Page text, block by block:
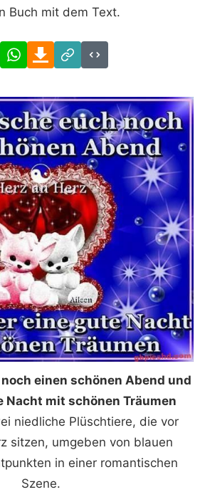
Buch mit dem Text.
FacebookWhatsAppDownload
Link
Code
einen schönen Abend und
Nacht mit schönen Träumen
niedliche Plüschtiere, die vor
sitzen, umgeben von blauen
in einer romantischen
Szene.